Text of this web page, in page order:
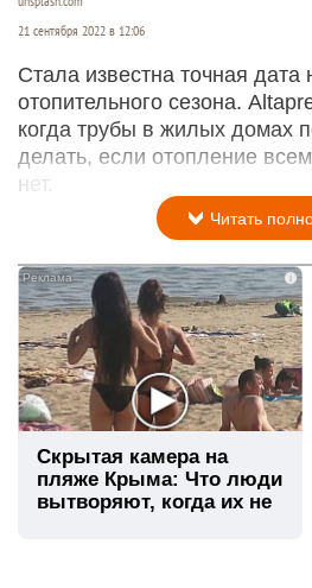
21 сентября 2022 в 12:06
Стала известна точная дата
отопительного сезона.
когда трубы в жилых домах
делать, если отопление
нет.
Читать
i
Скрытая камера на
пляже Крыма: Что люди
вытворяют, когда их не